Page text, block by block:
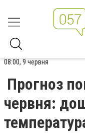
08:00, 9 червня
Прогноз
червня: